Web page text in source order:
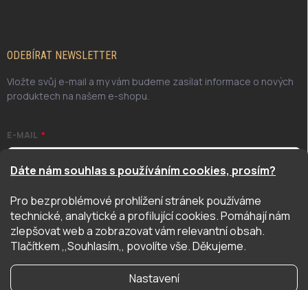
Dáte nám souhlas s používáním cookies, prosím?
Pro bezproblémové prohlížení stránek používáme
technické, analytické a profilující cookies. Pomáhají nám
zlepšovat web a zobrazovat vám relevantní obsah.
Tlačítkem ,,Souhlasím,, povolíte vše. Děkujeme.
Nastavení
ODEBÍRAT NEWSLETTER
Vložte svůj e-mail a my vám budeme zasílat informace o nových
produktech na našem e-shopu.
E-MAIL
Odesláním potvrzuji, že jsem se seznámil/a se zásadami
ochrany osobních údajů. Úplné znění naleznetezde
PŘIHLÁSIT SE